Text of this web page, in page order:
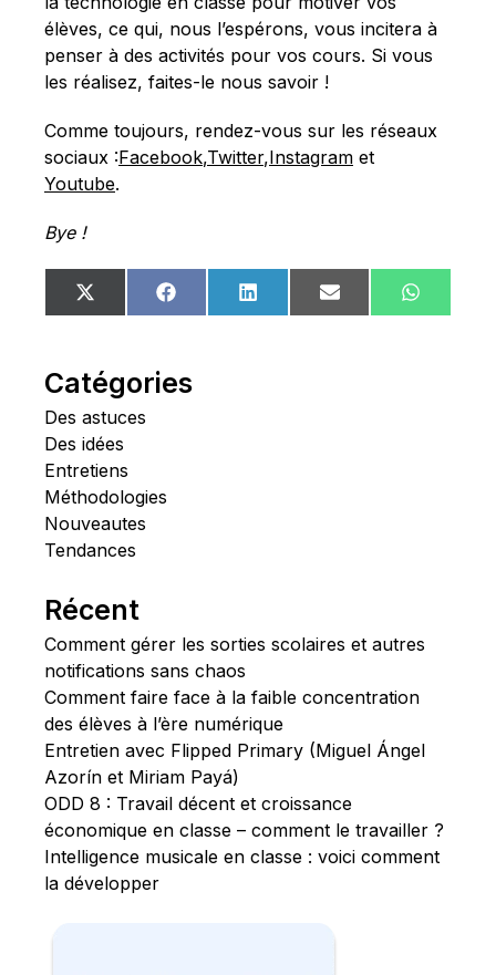
élèves, ce qui, nous l’espérons, vous incitera à
penser à des activités pour vos cours. Si vous
les réalisez, faites-le nous savoir !
Comme toujours, rendez-vous sur les réseaux
sociaux :Facebook,Twitter,Instagram et
Youtube.
Bye !
Share
on
X
(Twitter)
Share
on
FacebookShare
on
LinkedIn Share
on
Email
Share
on
Catégories
Des astuces
Des idées
Entretiens
Méthodologies
Nouveautes
Tendances
Récent
Comment gérer les sorties scolaires et autres
notifications sans chaos
Comment faire face à la faible concentration
des élèves à l’ère numérique
Entretien avec Flipped Primary (Miguel Ángel
Azorín et Miriam Payá)
ODD 8 : Travail décent et croissance
économique en classe – comment le travailler ?
Intelligence musicale en classe : voici comment
la développer